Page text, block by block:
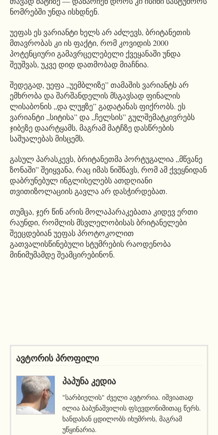
ნომრებში უნდა ისხდნენ.
უეფას ეს ვარიანტი ხელს არ აძლევს, ბრიტანეთის
მთავრობას კი ის ფაქტი, რომ კოვიდის 2000
პოტენციური გამავრცელებელი ქვეყანაში უნდა
შეუშვას, უკვე დიდ დათმობად მიაჩნია.
შედეგად, უეფა „უემბლიზე” თამაშის ვარიანტს არ
ემხრობა და შარშანდელის მსგავსად ფინალის
ლისაბონის „და ლუჟზე” გადატანას ფიქრობს. ეს
ვარიანტი „სიტისა” და „ჩელსის” გულშემატკივრებს
ჯიბეზე დაარტყამს, მაგრამ მატჩზე დასწრების
საშუალებას მისცემს.
გასულ პარასკევს, ბრიტანეთმა პორტუგალია „მწვანე
ზონაში” შეიყვანა, რაც იმას ნიშნავს, რომ ამ ქვეყნიდან
დაბრუნებულ ინგლისელებს ათდღიანი
თვითიზოლაციის გავლა არ დასჭირდებათ.
თუმცა, ჯერ წინ არის მოლაპარაკებათა კიდევ ერთი
რაუნდი, რომლის მსვლელობისას ბრიტანელები
შეეცდებიან უეფას პროტოკოლით
გათვალისწინებული სტუმრების რაოდენობა
მინიმუმამდე შეამცირებინონ.
ავტორის პროფილი
ᲞᲐᲞᲣᲜᲐ ᲙᲔᲓᲘᲐ
"სარბიელის" ძველი ავტორია. იშვიათად
ილია ბაბუნაშვილის ფსევდონიმითაც წერს.
ხანდახან ცდილობს იხუმროს, მაგრამ
უწყინარია.